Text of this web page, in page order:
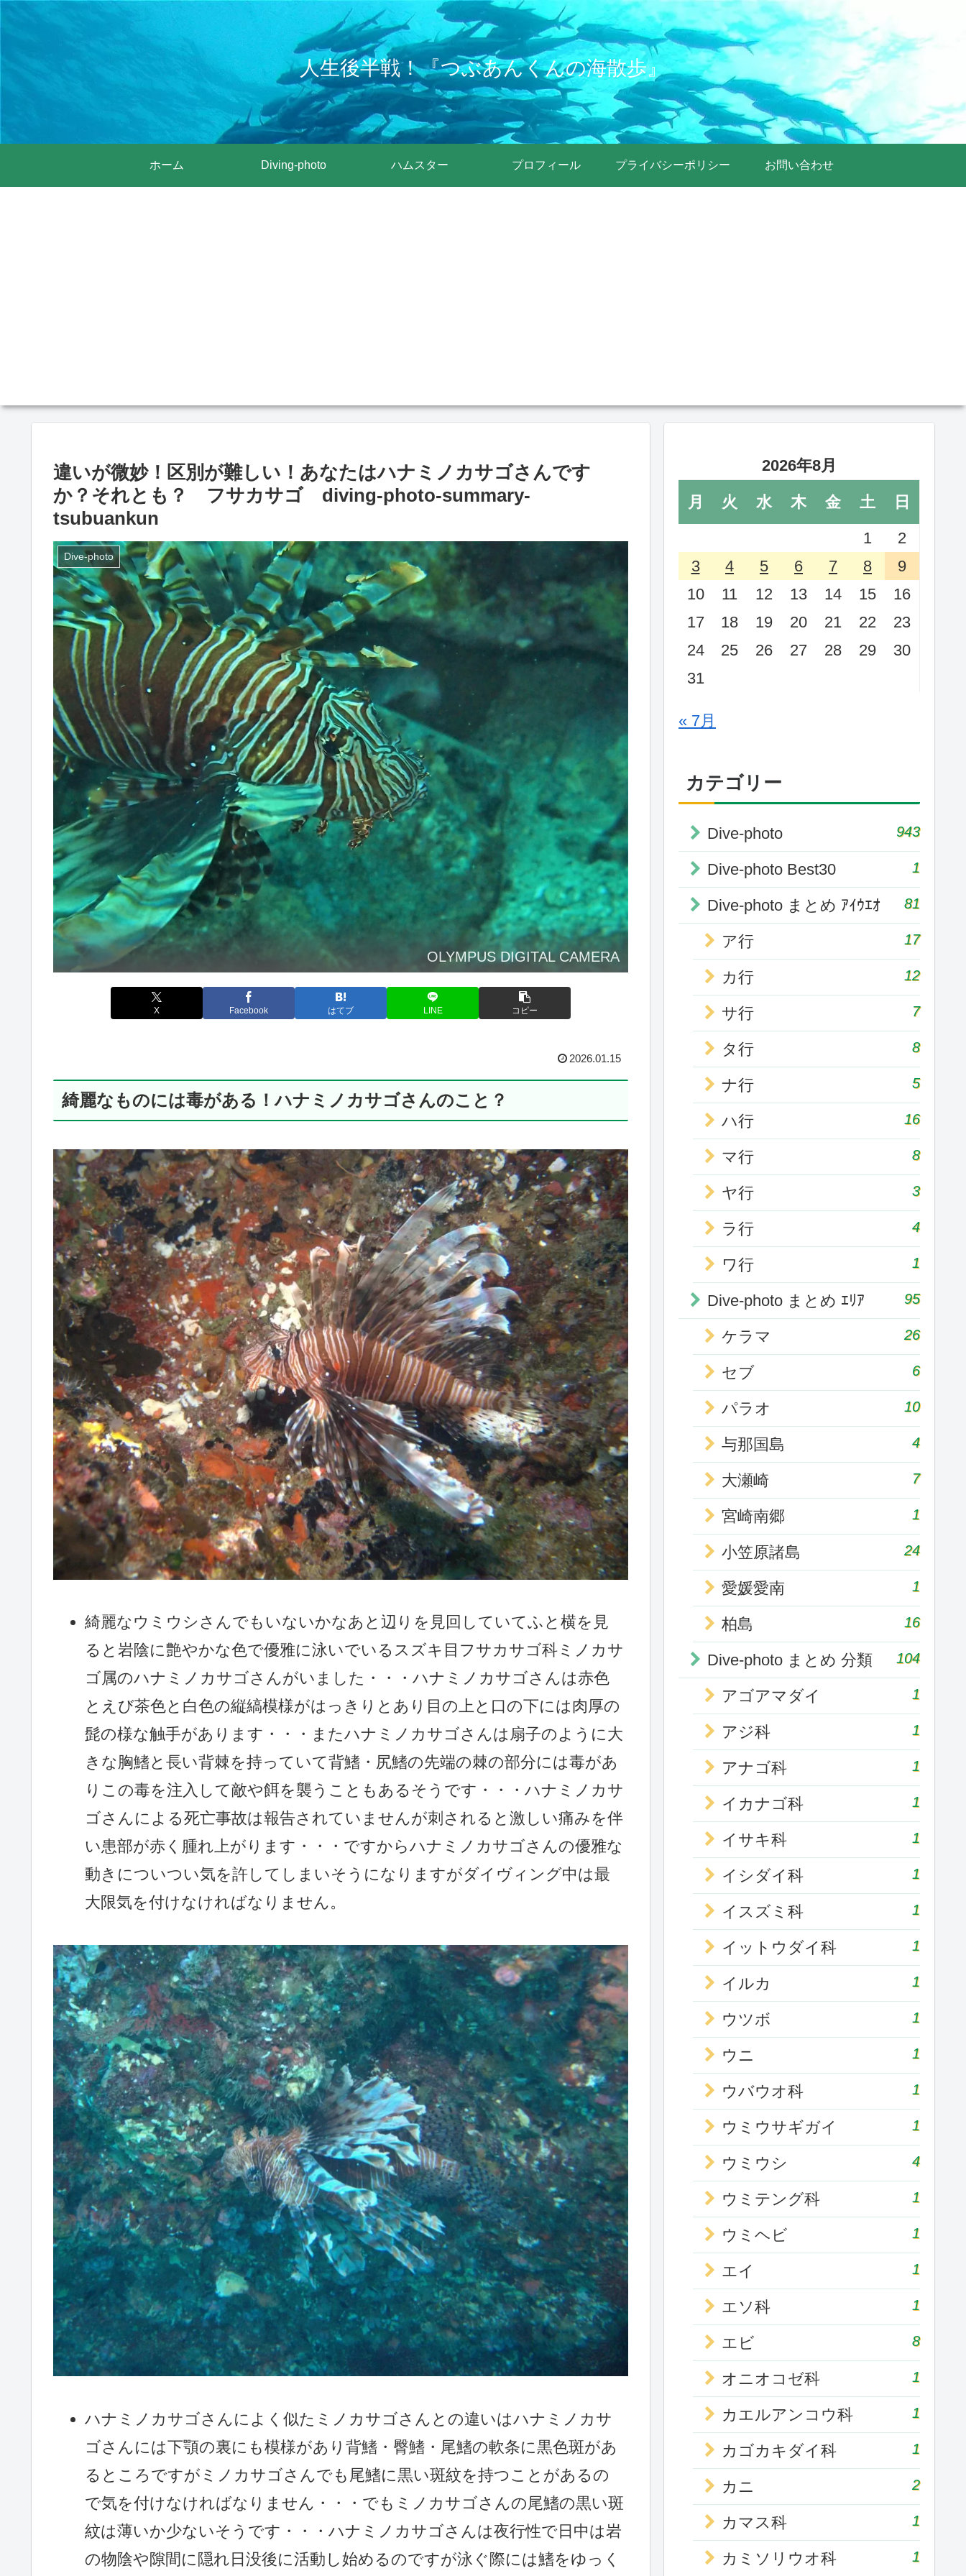
人生後半戦！『つぶあんくんの海散歩』
ホーム Diving-photo ハムスター プロフィール プライバシーポリシー お問い合わせ
違いが微妙！区別が難しい！あなたはハナミノカサゴさんです
か？それとも？ フサカサゴ diving-photo-summary-
tsubuankun
Dive-photo
OLYMPUS DIGITAL CAMERA
X Facebook はてブ LINE コピー
2026.01.15
綺麗なものには毒がある！ハナミノカサゴさんのこと？
綺麗なウミウシさんでもいないかなあと辺りを見回していてふと横を見
ると岩陰に艶やかな色で優雅に泳いでいるスズキ目フサカサゴ科ミノカサ
ゴ属のハナミノカサゴさんがいました・・・ハナミノカサゴさんは赤色
とえび茶色と白色の縦縞模様がはっきりとあり目の上と口の下には肉厚の
髭の様な触手があります・・・またハナミノカサゴさんは扇子のように大
きな胸鰭と長い背棘を持っていて背鰭・尻鰭の先端の棘の部分には毒があ
りこの毒を注入して敵や餌を襲うこともあるそうです・・・ハナミノカサ
ゴさんによる死亡事故は報告されていませんが刺されると激しい痛みを伴
い患部が赤く腫れ上がります・・・ですからハナミノカサゴさんの優雅な
動きについつい気を許してしまいそうになりますがダイヴィング中は最
大限気を付けなければなりません。
ハナミノカサゴさんによく似たミノカサゴさんとの違いはハナミノカサ
ゴさんには下顎の裏にも模様があり背鰭・臀鰭・尾鰭の軟条に黒色斑があ
るところですがミノカサゴさんでも尾鰭に黒い斑紋を持つことがあるの
で気を付けなければなりません・・・でもミノカサゴさんの尾鰭の黒い斑
紋は薄いか少ないそうです・・・ハナミノカサゴさんは夜行性で日中は岩
の物陰や隙間に隠れ日没後に活動し始めるのですが泳ぐ際には鰭をゆっく
2026年8月
月 火 水 木 金 土
日
1
2
3
4 5 6 7 8
9
10
11 12 13 14 15
16
17
18 19 20 21 22
23
24
25 26 27 28 29
30
31
« 7月
カテゴリー
Dive-photo 943
Dive-photo Best30 1
Dive-photo まとめ ｱｲｳｴｵ 81
ア行 17
カ行 12
サ行 7
タ行 8
ナ行 5
ハ行 16
マ行 8
ヤ行 3
ラ行 4
ワ行 1
Dive-photo まとめ ｴﾘｱ 95
ケラマ 26
セブ 6
パラオ 10
与那国島 4
大瀬崎 7
宮崎南郷 1
小笠原諸島 24
愛媛愛南 1
柏島 16
Dive-photo まとめ 分類 104
アゴアマダイ 1
アジ科 1
アナゴ科 1
イカナゴ科 1
イサキ科 1
イシダイ科 1
イスズミ科 1
イットウダイ科 1
イルカ 1
ウツボ 1
ウニ 1
ウバウオ科 1
ウミウサギガイ 1
ウミウシ 4
ウミテング科 1
ウミヘビ 1
エイ 1
エソ科 1
エビ 8
オニオコゼ科 1
カエルアンコウ科 1
カゴカキダイ科 1
カニ 2
カマス科 1
カミソリウオ科 1